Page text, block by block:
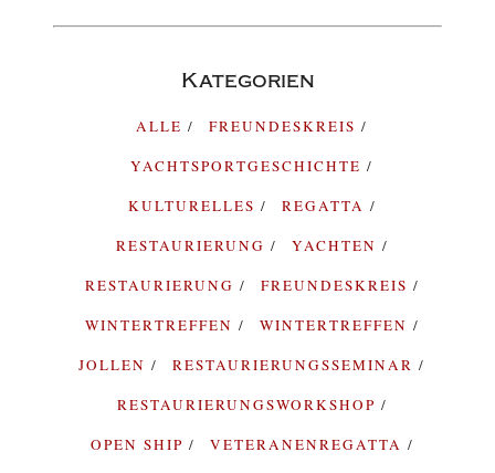
Kategorien
ALLE
FREUNDESKREIS
YACHTSPORTGESCHICHTE
KULTURELLES
REGATTA
RESTAURIERUNG
YACHTEN
RESTAURIERUNG
FREUNDESKREIS
WINTERTREFFEN
WINTERTREFFEN
JOLLEN
RESTAURIERUNGSSEMINAR
RESTAURIERUNGSWORKSHOP
OPEN SHIP
VETERANENREGATTA